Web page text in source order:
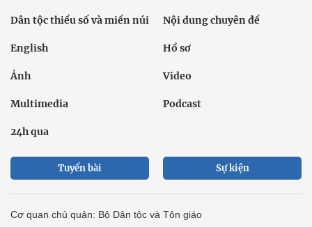
Dân tộc thiểu số và miền núi Nội dung chuyên đề
English Hồ sơ
Ảnh Video
Multimedia Podcast
24h qua
Tuyến bài Sự kiện
Cơ quan chủ quản: Bộ Dân tộc và Tôn giáo